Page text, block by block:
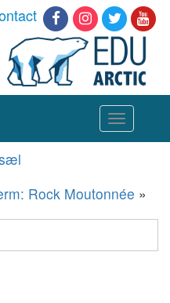
Toggle
navigation
Rock Moutonnée »